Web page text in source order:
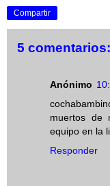
Compartir
5 comentarios:
Anónimo
muertos de
equipo en la
Responder